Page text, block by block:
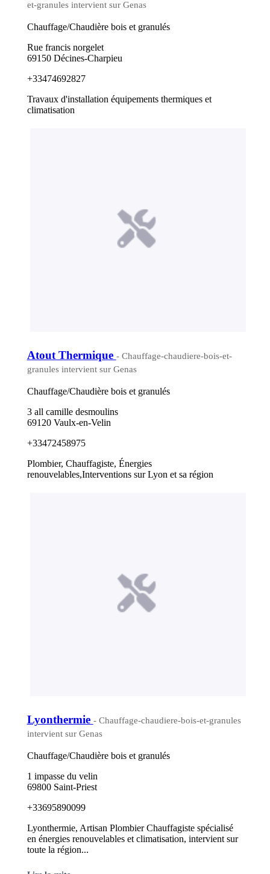
et-granules intervient sur Genas
Chauffage/Chaudière bois et granulés
Rue francis norgelet
69150 Décines-Charpieu
+33474692827
Travaux d'installation équipements thermiques et
climatisation
Atout Thermique - Chauffage-chaudiere-bois-et-
granules intervient sur Genas
Chauffage/Chaudière bois et granulés
3 all camille desmoulins
69120 Vaulx-en-Velin
+33472458975
Plombier, Chauffagiste, Énergies
renouvelables,Interventions sur Lyon et sa région
Lyonthermie - Chauffage-chaudiere-bois-et-granules
intervient sur Genas
Chauffage/Chaudière bois et granulés
1 impasse du velin
69800 Saint-Priest
+33695890099
Lyonthermie, Artisan Plombier Chauffagiste spécialisé
en énergies renouvelables et climatisation, intervient sur
toute la région...